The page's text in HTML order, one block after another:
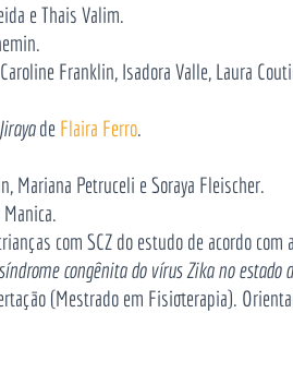
e Thais Valim.
.
Franklin, Isadora Valle, Laura
de Flaira Ferro.
, Mariana Petruceli e Soraya Fleischer.
com SCZ do estudo de acordo
congênita do vírus Zika no
(Mestrado em Fisioterapia).